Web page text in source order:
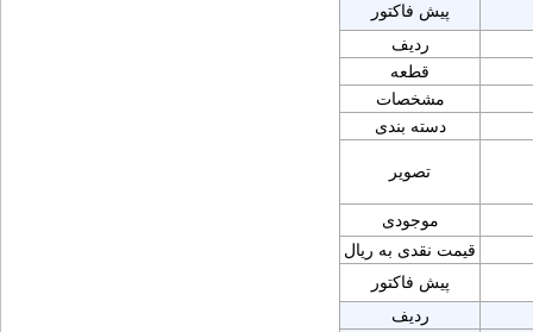
پیش فاکتور
ردیف
قطعه
مشخصات
دسته بندی
تصویر
موجودی
قیمت نقدی به ریال
پیش فاکتور
ردیف